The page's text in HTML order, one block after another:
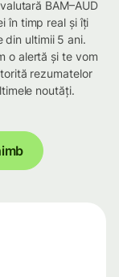
BAM–AUD
în timp real și îți
din ultimii 5 ani.
o alertă și te vom
rezumatelor
noutăți.